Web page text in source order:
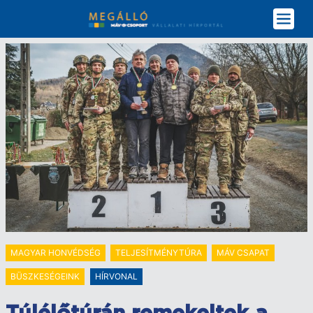
tartalomra
MAGYAR HONVÉDSÉG TELJESÍTMÉNYTÚRA MÁV CSAPAT
BÜSZKESÉGEINK HÍRVONAL